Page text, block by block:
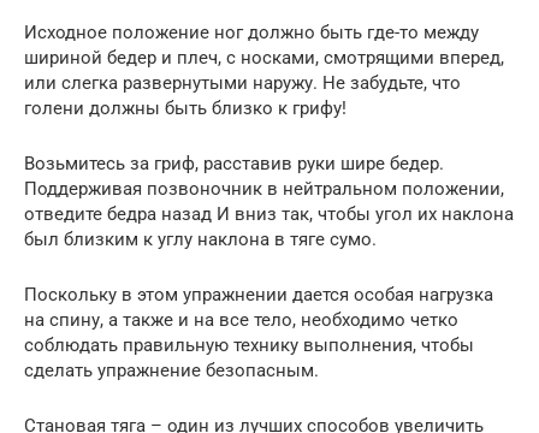
Исходное положение ног должно быть где-то между
шириной бедер и плеч, с носками, смотрящими вперед,
или слегка развернутыми наружу. Не забудьте, что
голени должны быть близко к грифу!
Возьмитесь за гриф, расставив руки шире бедер.
Поддерживая позвоночник в нейтральном положении,
отведите бедра назад И вниз так, чтобы угол их наклона
был близким к углу наклона в тяге сумо.
Поскольку в этом упражнении дается особая нагрузка
на спину, а также и на все тело, необходимо четко
соблюдать правильную технику выполнения, чтобы
сделать упражнение безопасным.
Становая тяга – один из лучших способов увеличить